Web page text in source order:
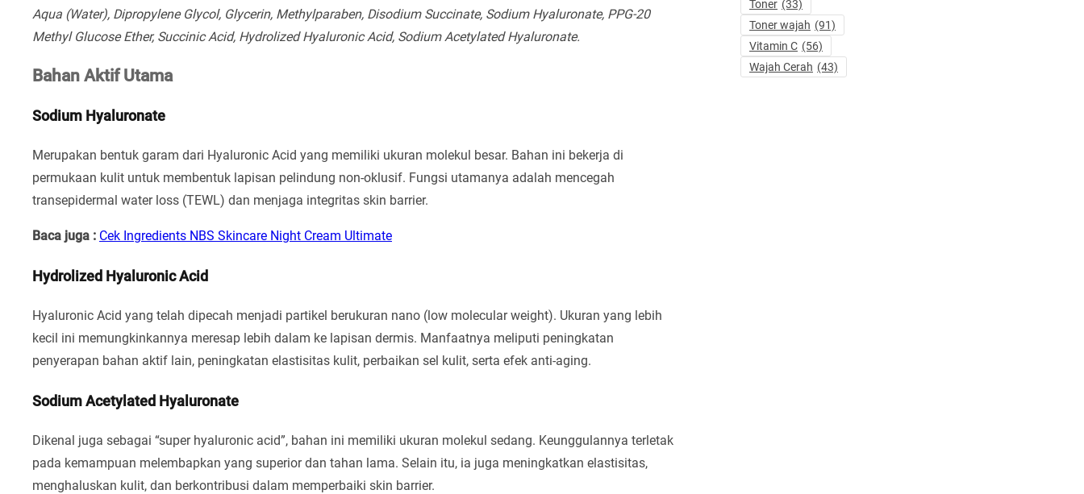
Aqua (Water), Dipropylene Glycol, Glycerin, Methylparaben, Disodium Succinate, Sodium Hyaluronate, PPG-20
Methyl Glucose Ether, Succinic Acid, Hydrolized Hyaluronic Acid, Sodium Acetylated Hyaluronate.
Bahan Aktif Utama
Sodium Hyaluronate
Merupakan bentuk garam dari Hyaluronic Acid yang memiliki ukuran molekul besar. Bahan ini bekerja di
permukaan kulit untuk membentuk lapisan pelindung non-oklusif. Fungsi utamanya adalah mencegah
transepidermal water loss (TEWL) dan menjaga integritas skin barrier.
Baca juga : Cek Ingredients NBS Skincare Night Cream Ultimate
Hydrolized Hyaluronic Acid
Hyaluronic Acid yang telah dipecah menjadi partikel berukuran nano (low molecular weight). Ukuran yang lebih
kecil ini memungkinkannya meresap lebih dalam ke lapisan dermis. Manfaatnya meliputi peningkatan
penyerapan bahan aktif lain, peningkatan elastisitas kulit, perbaikan sel kulit, serta efek anti-aging.
Sodium Acetylated Hyaluronate
Dikenal juga sebagai “super hyaluronic acid”, bahan ini memiliki ukuran molekul sedang. Keunggulannya terletak
pada kemampuan melembapkan yang superior dan tahan lama. Selain itu, ia juga meningkatkan elastisitas,
menghaluskan kulit, dan berkontribusi dalam memperbaiki skin barrier.
Toner (33)
Toner wajah (91)
Vitamin C (56)
Wajah Cerah (43)